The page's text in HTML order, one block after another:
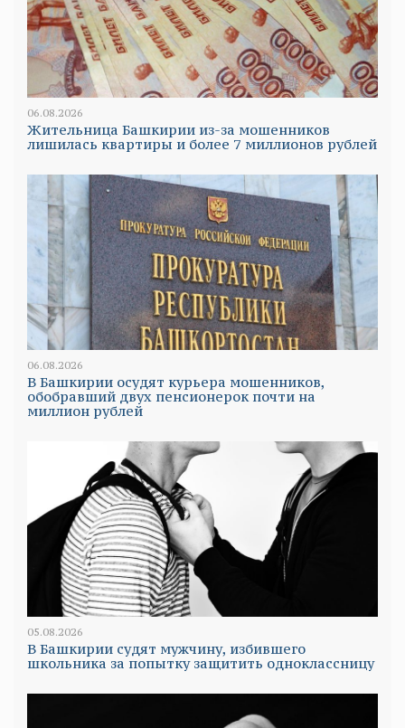
06.08.2026
Жительница Башкирии из-за мошенников
лишилась квартиры и более 7 миллионов рублей
06.08.2026
В Башкирии осудят курьера мошенников,
обобравший двух пенсионерок почти на
миллион рублей
05.08.2026
В Башкирии судят мужчину, избившего
школьника за попытку защитить одноклассницу